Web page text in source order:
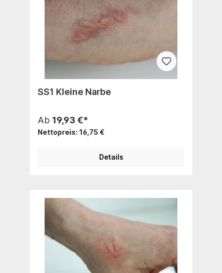
SS1 Kleine Narbe
Ab 19,93 €*
Nettopreis: 16,75 €
Details